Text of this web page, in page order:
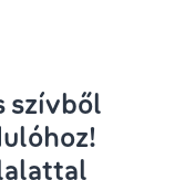
szívből